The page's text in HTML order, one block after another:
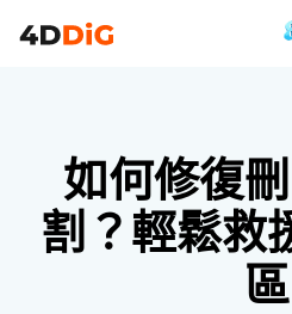
如何修復
割？輕鬆救
區